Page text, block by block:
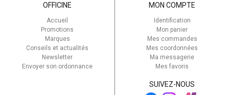
OFFICINE
Accueil
Promotions
Marques
Conseils et actualités
Newsletter
Envoyer son ordonnance
MON COMPTE
Identification
Mon panier
Mes commandes
Mes coordonnées
Ma messagerie
Mes favoris
SUIVEZ-NOUS